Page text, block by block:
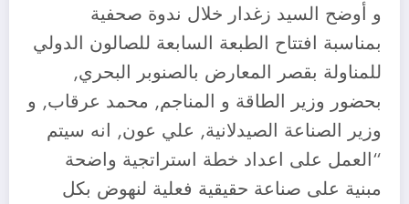
و أوضح السيد زغدار خلال ندوة صحفية
بمناسبة افتتاح الطبعة السابعة للصالون الدولي
للمناولة بقصر المعارض بالصنوبر البحري,
بحضور وزير الطاقة و المناجم, محمد عرقاب, و
وزير الصناعة الصيدلانية, علي عون, انه سيتم
“العمل على اعداد خطة استراتجية واضحة
مبنية على صناعة حقيقية فعلية لنهوض بكل